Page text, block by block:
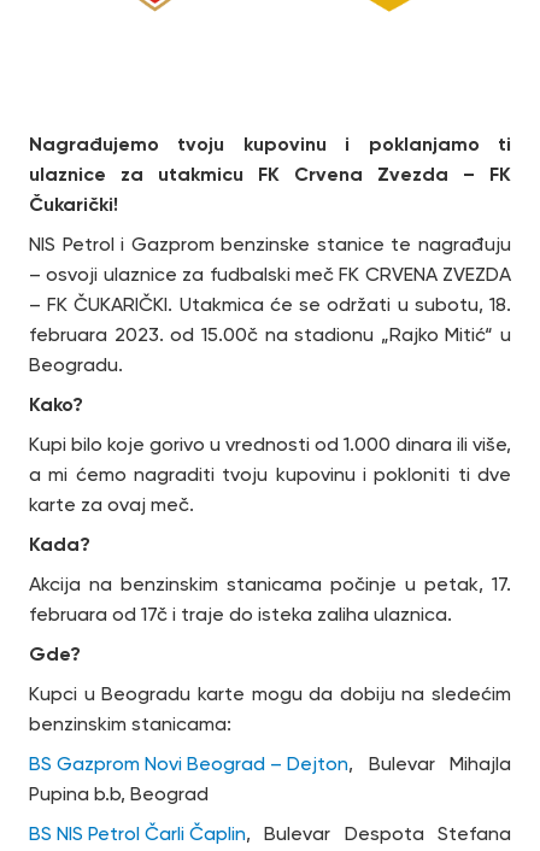
Nagrađujemo tvoju kupovinu i poklanjamo ti
ulaznice za utakmicu FK Crvena Zvezda – FK
Čukarički!
NIS Petrol i Gazprom benzinske stanice te nagrađuju
– osvoji ulaznice za fudbalski meč FK CRVENA ZVEZDA
– FK ČUKARIČKI. Utakmica će se održati u subotu, 18.
februara 2023. od 15.00č na stadionu „Rajko Mitić“ u
Beogradu.
Kako?
Kupi bilo koje gorivo u vrednosti od 1.000 dinara ili više,
a mi ćemo nagraditi tvoju kupovinu i pokloniti ti dve
karte za ovaj meč.
Kada?
Akcija na benzinskim stanicama počinje u petak, 17.
februara od 17č i traje do isteka zaliha ulaznica.
Gde?
Kupci u Beogradu karte mogu da dobiju na sledećim
benzinskim stanicama:
BS Gazprom Novi Beograd – Dejton, Bulevar Mihajla
Pupina b.b, Beograd
BS NIS Petrol Čarli Čaplin, Bulevar Despota Stefana